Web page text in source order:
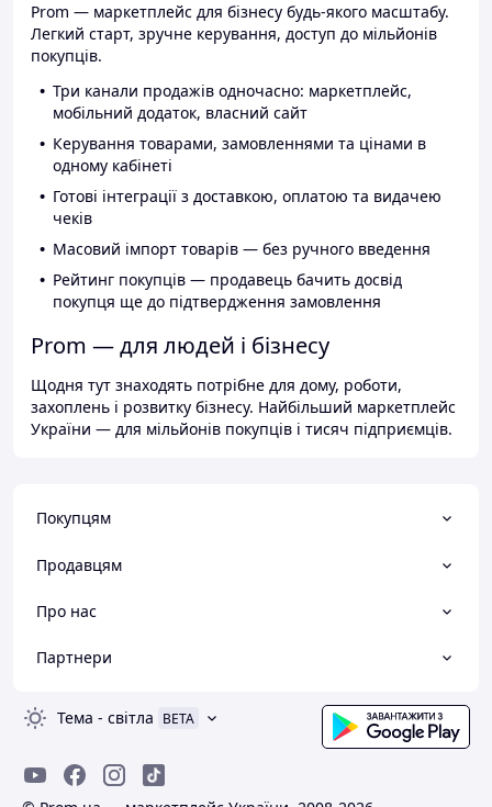
Prom — маркетплейс для бізнесу будь-якого масштабу.
Легкий старт, зручне керування, доступ до мільйонів
покупців.
Три канали продажів одночасно: маркетплейс,
мобільний додаток, власний сайт
Керування товарами, замовленнями та цінами в
одному кабінеті
Готові інтеграції з доставкою, оплатою та видачею
чеків
Масовий імпорт товарів — без ручного введення
Рейтинг покупців — продавець бачить досвід
покупця ще до підтвердження замовлення
Prom — для людей і бізнесу
Щодня тут знаходять потрібне для дому, роботи,
захоплень і розвитку бізнесу. Найбільший маркетплейс
України — для мільйонів покупців і тисяч підприємців.
Покупцям
Продавцям
Про нас
Партнери
Тема - світла BETA